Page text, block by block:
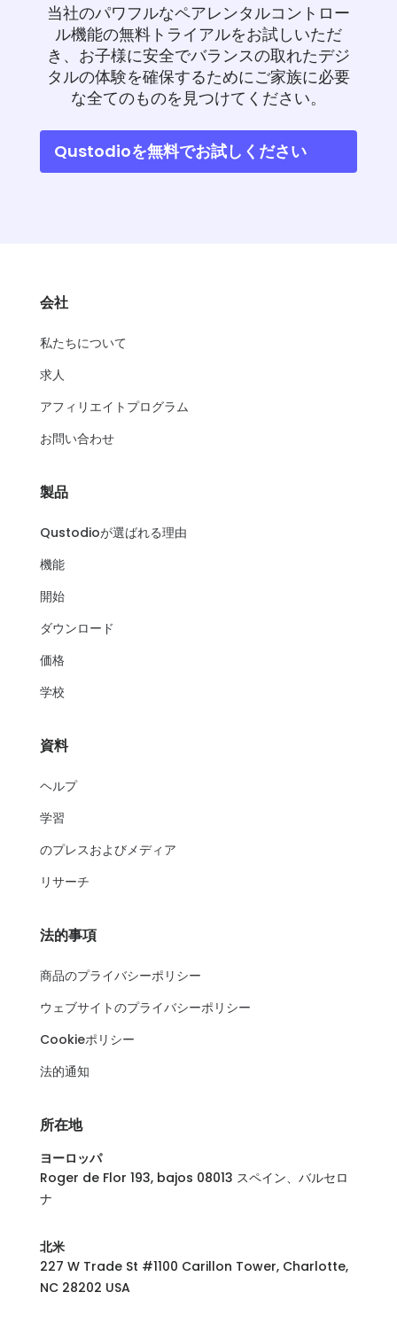
当社のパワフルなペアレンタルコントロー
ル機能の無料トライアルをお試しいただ
き、お子様に安全でバランスの取れたデジ
タルの体験を確保するためにご家族に必要
な全てのものを見つけてください。
Qustodioを無料でお試しください
会社
私たちについて
求人
アフィリエイトプログラム
お問い合わせ
製品
Qustodioが選ばれる理由
機能
開始
ダウンロード
価格
学校
資料
ヘルプ
学習
のプレスおよびメディア
リサーチ
法的事項
商品のプライバシーポリシー
ウェブサイトのプライバシーポリシー
Cookieポリシー
法的通知
所在地
ヨーロッパ
Roger de Flor 193, bajos 08013 スペイン、バルセロ
ナ
北米
227 W Trade St #1100 Carillon Tower, Charlotte,
NC 28202 USA